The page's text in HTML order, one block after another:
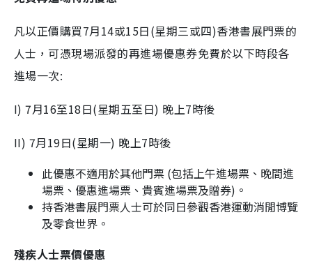
凡以正價購買7月14或15日(星期三或四)香港書展門票的
人士，可憑現場派發的再進場優惠券免費於以下時段各
進場一次:
I) 7月16至18日(星期五至日) 晚上7時後
II) 7月19日(星期一) 晚上7時後
此優惠不適用於其他門票 (包括上午進場票、晚間進
場票、優惠進場票、貴賓進場票及贈券)。
持香港書展門票人士可於同日參觀香港運動消閒博覽
及零食世界。
殘疾人士票價優惠